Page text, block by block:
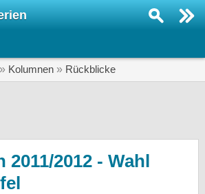
» Kolumnen » Rückblicke
2011/2012 - Wahl
SERIEN